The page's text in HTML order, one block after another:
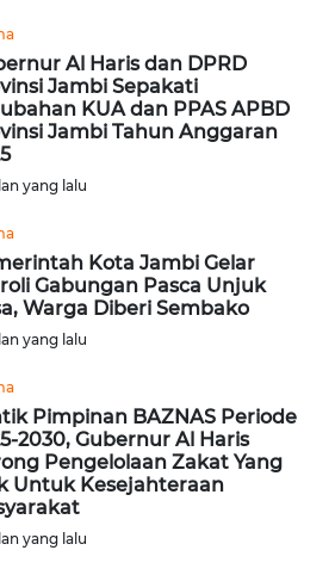
Al Haris dan DPRD
Jambi Sepakati
KUA dan PPAS APBD
Jambi Tahun Anggaran
yang lalu
Kota Jambi Gelar
Gabungan Pasca Unjuk
Warga Diberi Sembako
yang lalu
Pimpinan BAZNAS Periode
2030, Gubernur Al Haris
Pengelolaan Zakat Yang
Untuk Kesejahteraan
yang lalu